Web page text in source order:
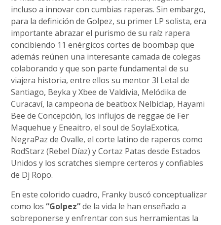
incluso a innovar con cumbias raperas. Sin embargo,
para la definición de Golpez, su primer LP solista, era
importante abrazar el purismo de su raíz rapera
concibiendo 11 enérgicos cortes de boombap que
además reúnen una interesante camada de colegas
colaborando y que son parte fundamental de su
viajera historia, entre ellos su mentor 3l Letal de
Santiago, Beyka y Xbee de Valdivia, Melódika de
Curacaví, la campeona de beatbox Nelbiclap, Hayami
Bee de Concepción, los influjos de reggae de Fer
Maquehue y Eneaitro, el soul de SoylaExotica,
NegraPaz de Ovalle, el corte latino de raperos como
RodStarz (Rebel Díaz) y Cortaz Patas desde Estados
Unidos y los scratches siempre certeros y confiables
de Dj Ropo.
En este colorido cuadro, Franky buscó conceptualizar
como los“Golpez”de la vida le han enseñado a
sobreponerse y enfrentar con sus herramientas la